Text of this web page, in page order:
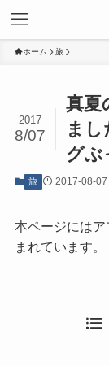
ホーム 旅
真夏
ま
グぶ
2017
8/07
旅 2017-08-07
本ページには
まれています。